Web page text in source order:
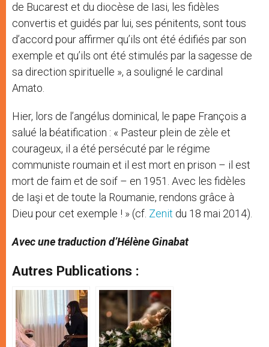
de Bucarest et du diocèse de Iasi, les fidèles
convertis et guidés par lui, ses pénitents, sont tous
d’accord pour affirmer qu’ils ont été édifiés par son
exemple et qu’ils ont été stimulés par la sagesse de
sa direction spirituelle », a souligné le cardinal
Amato.
Hier, lors de l’angélus dominical, le pape François a
salué la béatification : « Pasteur plein de zèle et
courageux, il a été persécuté par le régime
communiste roumain et il est mort en prison – il est
mort de faim et de soif – en 1951. Avec les fidèles
de Iaşi et de toute la Roumanie, rendons grâce à
Dieu pour cet exemple ! » (cf. Zenit du 18 mai 2014).
Avec une traduction d’Hélène Ginabat
Autres Publications :